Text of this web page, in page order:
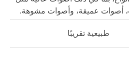
أصوات عميقة، وأصوات مشوهة.
طبيعية تقريبًا